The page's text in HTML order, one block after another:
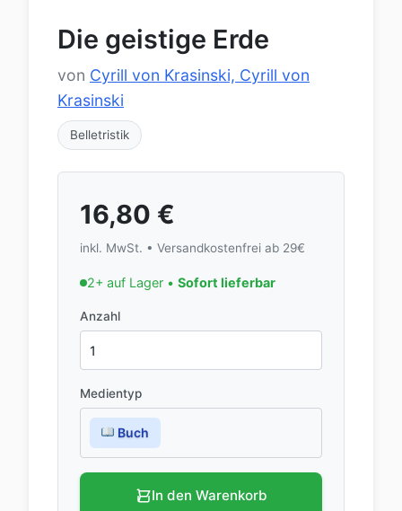
Die geistige Erde
von Cyrill von Krasinski, Cyrill von
Krasinski
Belletristik
16,80 €
inkl. MwSt. • Versandkostenfrei ab 29€
2+ auf Lager • Sofort lieferbar
Anzahl
Medientyp
Buch
In den Warenkorb